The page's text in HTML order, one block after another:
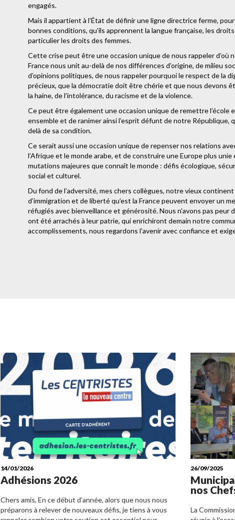
engagés.
Mais il appartient à l’État de définir une ligne directrice ferme,
bonnes conditions, qu’ils apprennent la langue française, les
particulier les droits des femmes.
Cette crise peut être une occasion unique de nous rappeler d’où
France nous unit au-delà de nos différences d’origine, de milieu
d’opinions politiques, de nous rappeler pourquoi le respect de la
précieux, que la démocratie doit être chérie et que nous devons
la haine, de l’intolérance, du racisme et de la violence.
Ce peut être également une occasion unique de remettre l’école
ensemble et de ranimer ainsi l’esprit défunt de notre République,
delà de sa condition.
Ce serait aussi une occasion unique de repenser nos relations
l’Afrique et le monde arabe, et de construire une Europe plus
mutations majeures que connaît le monde : défis écologique,
social et culturel.
Du fond de l’adversité, mes chers collègues, notre vieux
d’immigration et de liberté qu’est la France peuvent envoyer un
réfugiés avec bienveillance et générosité. Nous n’avons pas peur
ont été arrachés à leur patrie, qui enrichiront demain notre
accomplissements, nous regardons l’avenir avec confiance et
14/01/2026
Adhésions 2026
Chers amis, En ce début d’année, alors que nous nous
préparons à relever de nouveaux défis, je tiens à vous
26/09/2025
nos
La